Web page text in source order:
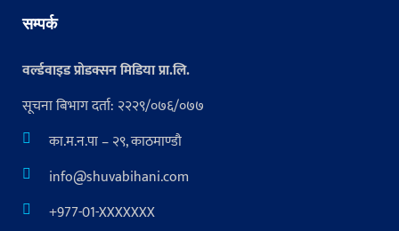
सम्पर्क
वर्ल्डवाइड प्रोडक्सन मिडिया प्रा.लि.
सूचना बिभाग दर्ता: २२२९/०७६/०७७
का.म.न.पा – २९, काठमाण्डौ
info@shuvabihani.com
+977-01-XXXXXXX